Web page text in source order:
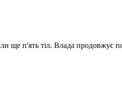
ще п'ять тіл. Влада